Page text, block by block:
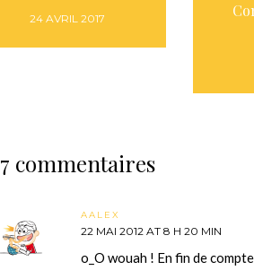
24 AVRIL 2017
7 commentaires
AALEX
22 MAI 2012 AT 8 H 20 MIN
o_O wouah ! En fin de